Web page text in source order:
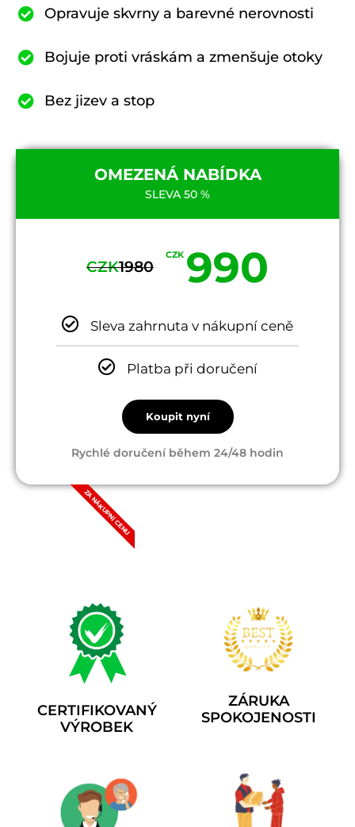
Opravuje skvrny a barevné nerovnosti
Bojuje proti vráskám a zmenšuje otoky
Bez jizev a stop
OMEZENÁ NABÍDKA
SLEVA 50 %
CZK1980
CZK 990
Sleva zahrnuta v nákupní ceně
Platba při doručení
Koupit nyní
Rychlé doručení během 24/48 hodin
ZA NÁKUPNÍ CENU
CERTIFIKOVANÝ
VÝROBEK
ZÁRUKA
SPOKOJENOSTI